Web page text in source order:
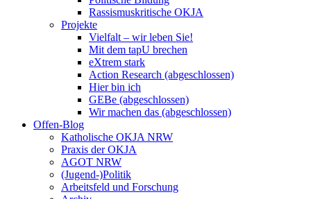
Rassismuskritische OKJA
Projekte
Vielfalt – wir leben Sie!
Mit dem tapU brechen
eXtrem stark
Action Research (abgeschlossen)
Hier bin ich
GEBe (abgeschlossen)
Wir machen das (abgeschlossen)
Offen-Blog
Katholische OKJA NRW
Praxis der OKJA
AGOT NRW
(Jugend-)Politik
Arbeitsfeld und Forschung